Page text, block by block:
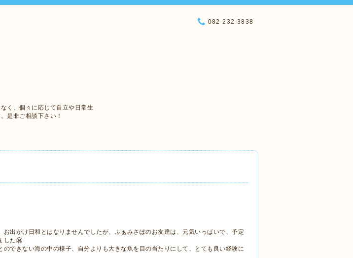
く、個々に応じて自立や日常生
是非ご相談下さい！
082-232-3838
お出かけ日和とはなりませんでしたが、ふぁみさぽのお友達は、元気いっぱいで、予定
した🤗
のできない海の中の様子、自分よりも大きな魚を目の当たりにして、とても良い経験に